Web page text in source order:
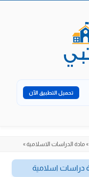
تحميل التطبيق الآن
» مادة الدراسات الاسلامية»